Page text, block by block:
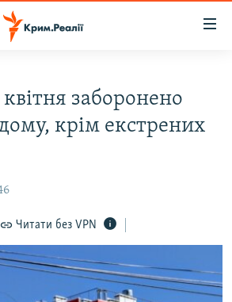
заборонено
крім екстрених
Читати без VPN